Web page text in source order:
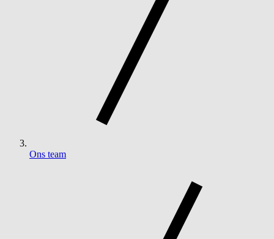
Ons team